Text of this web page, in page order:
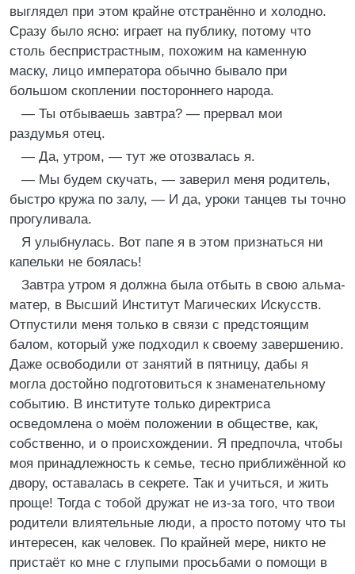
выглядел при этом крайне отстранённо и холодно.
Сразу было ясно: играет на публику, потому что
столь беспристрастным, похожим на каменную
маску, лицо императора обычно бывало при
большом скоплении постороннего народа.
— Ты отбываешь завтра? — прервал мои
раздумья отец.
— Да, утром, — тут же отозвалась я.
— Мы будем скучать, — заверил меня родитель,
быстро кружа по залу, — И да, уроки танцев ты точно
прогуливала.
Я улыбнулась. Вот папе я в этом признаться ни
капельки не боялась!
Завтра утром я должна была отбыть в свою альма-
матер, в Высший Институт Магических Искусств.
Отпустили меня только в связи с предстоящим
балом, который уже подходил к своему завершению.
Даже освободили от занятий в пятницу, дабы я
могла достойно подготовиться к знаменательному
событию. В институте только директриса
осведомлена о моём положении в обществе, как,
собственно, и о происхождении. Я предпочла, чтобы
моя принадлежность к семье, тесно приближённой ко
двору, оставалась в секрете. Так и учиться, и жить
проще! Тогда с тобой дружат не из-за того, что твои
родители влиятельные люди, а просто потому что ты
интересен, как человек. По крайней мере, никто не
пристаёт ко мне с глупыми просьбами о помощи в